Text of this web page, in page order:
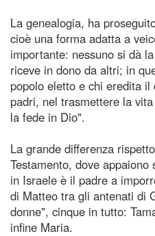
La genealogia, ha
cioè una forma adatta a
importante: nessuno si dà
riceve in dono da altri; in
popolo eletto e chi eredita
padri, nel trasmettere la
la fede in Dio".
La grande differenza
Testamento, dove
in Israele è il padre a
di Matteo tra gli antenati di
donne", cinque in tutto:
infine Maria.